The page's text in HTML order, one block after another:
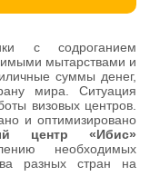
с содроганием
мытарствами и
суммы денег,
мира. Ситуация
визовых центров.
и оптимизировано
центр «Ибис»
необходимых
разных стран на